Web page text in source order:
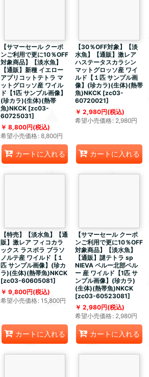
【サマーセール クーポ
ンご利用で更に10％OFF
対象商品】【淡水魚】
【通販】新種 イエロー
アプリコットテトラ マ
ットグロッソ産 ワイル
ド【1匹 サンプル画像】
(珍カラ)(生体)(熱帯
魚)NKCK [zc03-
60725031]
8,800円(税込)
希望小売価格: 8,800円
カートに入れる
【30％OFF対象】【淡
水魚】【通販】激レア
ハステータスカラシン
マットグロッソ産 ワイ
ルド【１匹 サンプル画
像】(珍カラ)(生体)(熱帯
魚)NKCK [zc03-
60720021]
2,980円(税込)
希望小売価格: 2,980円
カートに入れる
【特売】【淡水魚】【通
販】激レア フィコカラ
ックス ラスボラ ブラソ
ノルテ産 ワイルド【１
匹 サンプル画像】(珍カ
ラ)(生体)(熱帯魚)NKCK
[zc03-60605081]
9,800円(税込)
希望小売価格: 15,800円
カートに入れる
【サマーセール クーポ
ンご利用で更に10％OFF
対象商品】【淡水魚】
【通販】謎テトラ sp
NIEVA ペルー北部ペル
ー 産 ワイルド【1匹 サ
ンプル画像】(珍カラ)
(生体)(熱帯魚)NKCK
[zc03-60523081]
2,980円(税込)
希望小売価格: 2,980円
カートに入れる